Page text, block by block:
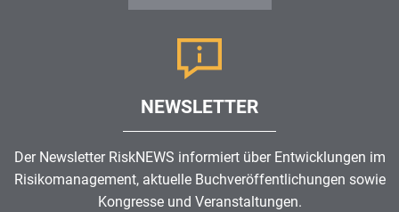
NEWSLETTER
Der Newsletter RiskNEWS informiert über Entwicklungen im
Risikomanagement, aktuelle Buchveröffentlichungen sowie
Kongresse und Veranstaltungen.